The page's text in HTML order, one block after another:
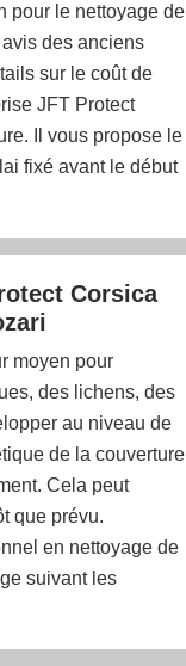
pour le nettoyage de
des anciens
sur le coût de
JFT Protect
Il vous propose le
fixé avant le début
Corsica
moyen pour
des lichens, des
au niveau de
de la couverture
Cela peut
que prévu.
en nettoyage de
suivant les